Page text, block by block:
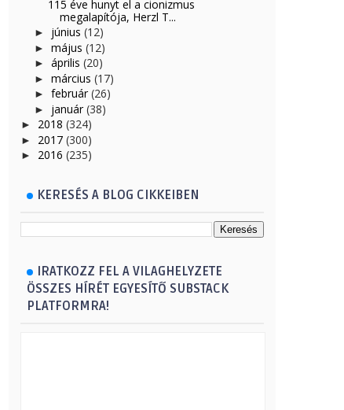
115 éve hunyt el a cionizmus
megalapítója, Herzl T...
► június (12)
► május (12)
► április (20)
► március (17)
► február (26)
► január (38)
► 2018 (324)
► 2017 (300)
► 2016 (235)
KERESÉS A BLOG CIKKEIBEN
IRATKOZZ FEL A VILAGHELYZETE
ÖSSZES HÍRÉT EGYESÍTŐ SUBSTACK
PLATFORMRA!